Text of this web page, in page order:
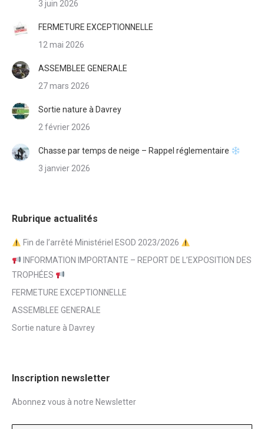
3 juin 2026
FERMETURE EXCEPTIONNELLE
12 mai 2026
ASSEMBLEE GENERALE
27 mars 2026
Sortie nature à Davrey
2 février 2026
Chasse par temps de neige – Rappel réglementaire
3 janvier 2026
Rubrique actualités
Fin de l’arrêté Ministériel ESOD 2023/2026
INFORMATION IMPORTANTE – REPORT DE L’EXPOSITION DES
TROPHÉES
FERMETURE EXCEPTIONNELLE
ASSEMBLEE GENERALE
Sortie nature à Davrey
Inscription newsletter
Abonnez vous à notre Newsletter